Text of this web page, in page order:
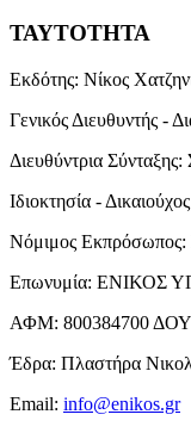
ΤΑΥΤΟΤΗΤΑ
Εκδότης: Νίκος
Γενικός Διευθυντής -
Διευθύντρια Σύνταξης:
Ιδιοκτησία -
Νόμιμος Εκπρόσωπος:
Επωνυμία: ΕΝΙΚΟΣ
ΑΦΜ: 800384700
Έδρα: Πλαστήρα
Email: info@enikos.gr